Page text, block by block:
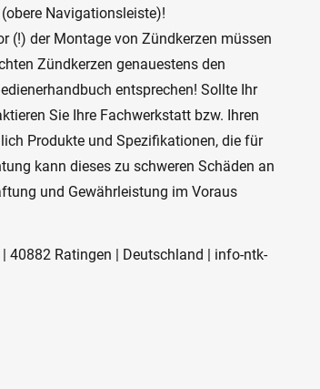
Navigationsleiste)!
(!) der Montage von Zündkerzen müssen
Zündkerzen genauestens den
entsprechen! Sollte Ihr
Sie Ihre Fachwerkstatt bzw. Ihren
Produkte und Spezifikationen, die für
kann dieses zu schweren Schäden an
und Gewährleistung im Voraus
40882 Ratingen | Deutschland | info-ntk-